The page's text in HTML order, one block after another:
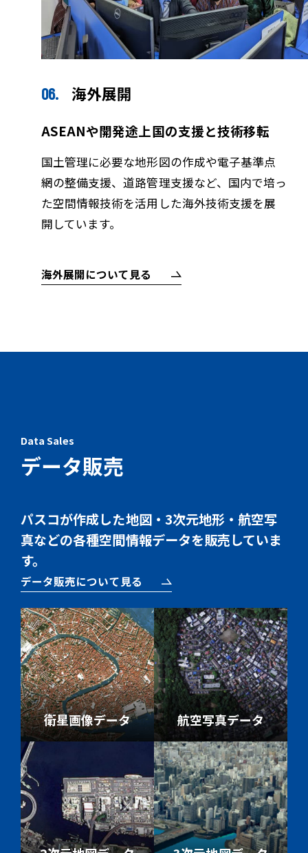
海外展開
ASEANや開発途上国の支援と技術移転
国土管理に必要な地形図の作成や電子基準点
網の整備支援、道路管理支援など、国内で培っ
た空間情報技術を活用した海外技術支援を展
開しています。
海外展開について見る
Data Sales
データ販売
パスコが作成した地図・3次元地形・航空写
真などの各種空間情報データを販売していま
す。
データ販売について見る
衛星画像データ 航空写真データ